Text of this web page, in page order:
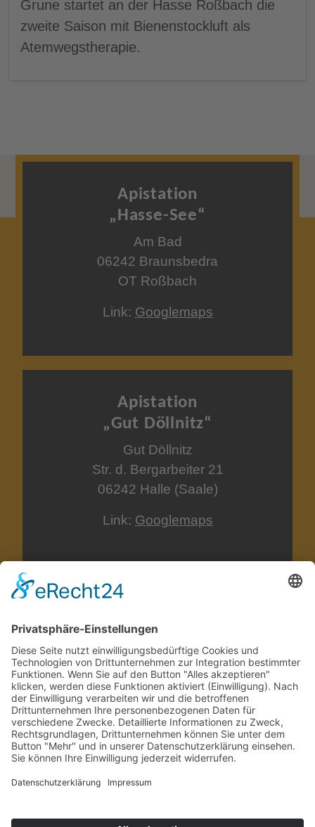
Grune startet an der Hasse Roßbach die
zweite Saison mit Bienenstockluft als
Atemwegstherapie.
Apistation
„Hasse-See“
Am Bad
06242 Braunsbedra
OT Roßbach
Link: Googlemaps
Apistation
„Gut Döllnitz“
Gut Döllnitz
Str. d. Bergarbeiter 21
06242 Halle (Saale)
Link: Googlemaps
Vereinbarung
oder per E-Mail vergeben.
0170 21 69 006
info@pfistergrune.de
Wir freuen uns von Ihnen zu hören.
Datenschutzerklärung
Impressum